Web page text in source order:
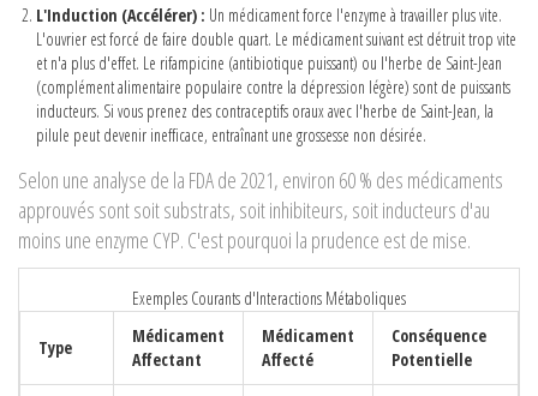
L'Induction (Accélérer) : Un médicament force l'enzyme à travailler plus vite.
L'ouvrier est forcé de faire double quart. Le médicament suivant est détruit trop vite
et n'a plus d'effet. Le rifampicine (antibiotique puissant) ou l'herbe de Saint-Jean
(complément alimentaire populaire contre la dépression légère) sont de puissants
inducteurs. Si vous prenez des contraceptifs oraux avec l'herbe de Saint-Jean, la
pilule peut devenir inefficace, entraînant une grossesse non désirée.
Selon une analyse de la FDA de 2021, environ 60 % des médicaments
approuvés sont soit substrats, soit inhibiteurs, soit inducteurs d'au
moins une enzyme CYP. C'est pourquoi la prudence est de mise.
Exemples Courants d'Interactions Métaboliques
Type
Médicament
Affectant
Médicament
Affecté
Conséquence
Potentielle